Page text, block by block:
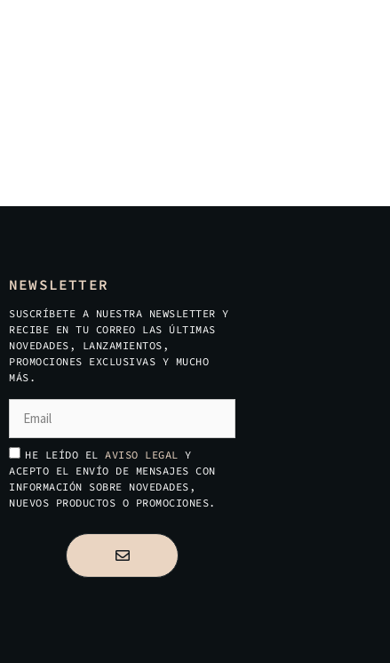
NEWSLETTER
SUSCRÍBETE A NUESTRA NEWSLETTER Y
RECIBE EN TU CORREO LAS ÚLTIMAS
NOVEDADES, LANZAMIENTOS,
PROMOCIONES EXCLUSIVAS Y MUCHO
MÁS.
HE LEÍDO EL AVISO LEGAL Y
ACEPTO EL ENVÍO DE MENSAJES CON
INFORMACIÓN SOBRE NOVEDADES,
NUEVOS PRODUCTOS O PROMOCIONES.